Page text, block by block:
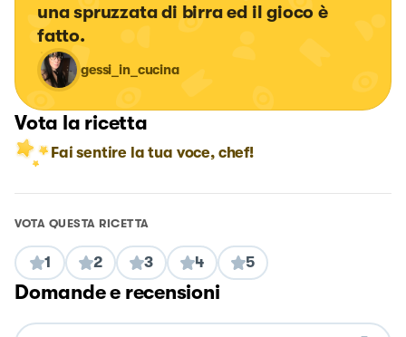
una spruzzata di birra ed il gioco è
fatto.
gessi_in_cucina
Vota la ricetta
Fai sentire la tua voce, chef!
VOTA QUESTA RICETTA
1 2 3 4 5
Domande e recensioni